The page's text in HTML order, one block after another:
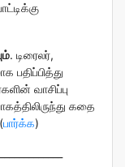
. டிரைலர்,
பதிப்பித்து
வாசிப்பு
கதை
பார்க்க)